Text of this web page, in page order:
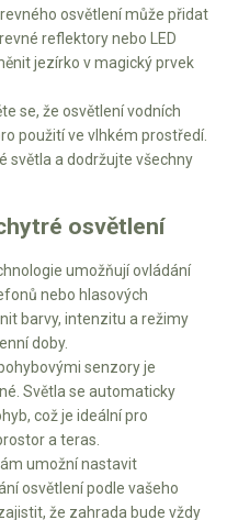
osvětlení může přidat
reflektory nebo LED
jezírko v magický prvek
se, že osvětlení vodních
použití ve vlhkém prostředí.
světla a dodržujte všechny
osvětlení
umožňují ovládání
nebo hlasových
barvy, intenzitu a režimy
doby.
senzory je
Světla se automaticky
což je ideální pro
a teras.
umožní nastavit
osvětlení podle vašeho
že zahrada bude vždy